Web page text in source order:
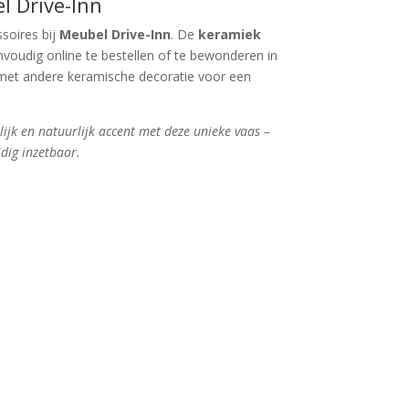
bij Meubel Drive-Inn. De keramiek
online te bestellen of te bewonderen in
andere keramische decoratie voor een
en natuurlijk accent met deze unieke vaas –
inzetbaar.